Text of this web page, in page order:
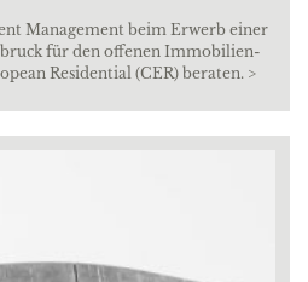
Management beim Erwerb einer
für den offenen Immobilien-
Residential (CER) beraten. >